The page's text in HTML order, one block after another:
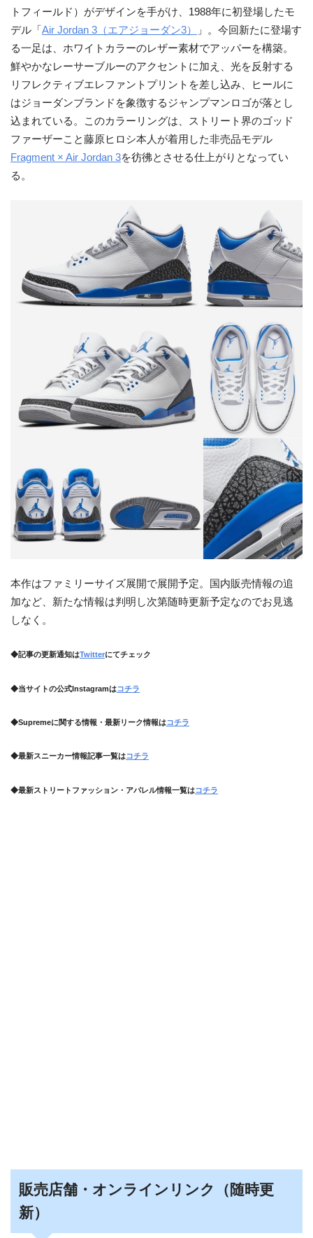
トフィールド）がデザインを手がけ、1988年に初登場したモ
デル「 Air Jordan 3（エアジョーダン3）
」。今回新たに登場す
る一足は、ホワイトカラーのレザー素材でアッパーを構築。
鮮やかなレーサーブルーのアクセントに加え、光を反射する
リフレクティブエレファントプリントを差し込み、ヒールに
はジョーダンブランドを象徴するジャンプマンロゴが落とし
込まれている。このカラーリングは、ストリート界のゴッド
ファーザーこと藤原ヒロシ本人が着用した非売品モデル
Fragment × Air Jordan 3を彷彿とさせる仕上がりとなってい
る。
本作はファミリーサイズ展開で展開予定。国内販売情報の追
加など、新たな情報は判明し次第随時更新予定なのでお見逃
しなく。
◆記事の更新通知はTwitterにてチェック
◆当サイトの公式Instagramはコチラ
◆Supremeに関する情報・最新リーク情報はコチラ
◆最新スニーカー情報記事一覧はコチラ
◆最新ストリートファッション・アパレル情報一覧はコチラ
販売店舗・オンラインリンク（随時更
新）